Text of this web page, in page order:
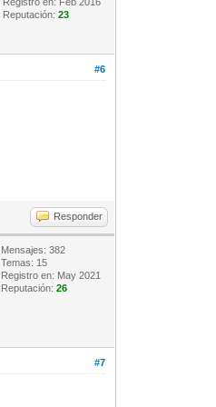
Reputación:23
#6
Responder
Mensajes: 382
Temas: 15
Registro en: May 2021
Reputación:26
#7